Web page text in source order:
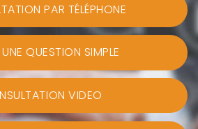
PAR TÉLÉPHONE
QUESTION SIMPLE
VIDEO